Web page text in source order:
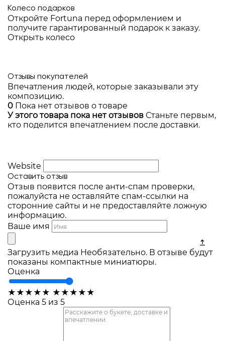
Колесо подарков
Откройте Fortuna перед оформлением и
получите гарантированный подарок к заказу.
Открыть колесо
Отзывы покупателей
Впечатления людей, которые заказывали эту
композицию.
0 Пока нет отзывов о товаре
У этого товара пока нет отзывов Станьте первым,
кто поделится впечатлением после доставки.
Website
Оставить отзыв
Отзыв появится после анти-спам проверки,
пожалуйста не оставляйте спам-ссылки на
сторонние сайты и не предоставляйте ложную
информацию.
Ваше имя
Загрузить медиа Необязательно. В отзыве будут
показаны компактные миниатюры.
Оценка
★ ★ ★ ★ ★ ★ ★ ★ ★ ★
Оценка 5 из 5